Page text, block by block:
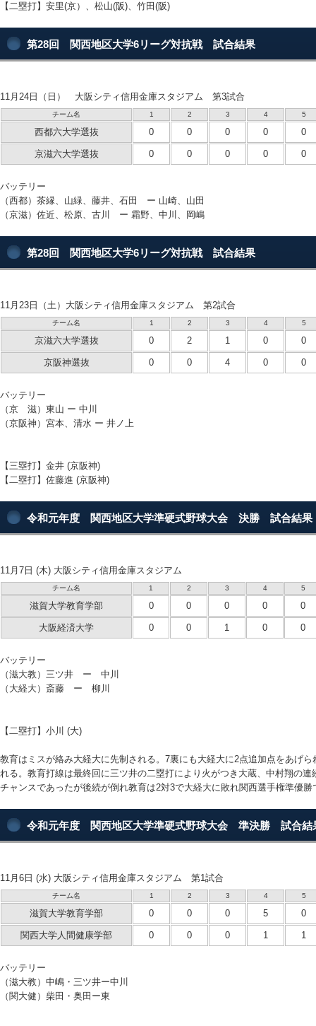
【二塁打】安里(京）、松山(阪)、竹田(阪)
第28回 関西地区大学6リーグ対抗戦 試合結果
11月24日（日） 大阪シティ信用金庫スタジアム 第3試合
チーム名 1 2 3 4 5
西都六大学選抜 0 0 0 0 0
京滋六大学選抜 0 0 0 0 0
バッテリー
（西都）茶縁、山緑、藤井、石田 ー 山崎、山田
（京滋）佐近、松原、古川 ー 霜野、中川、岡嶋
第28回 関西地区大学6リーグ対抗戦 試合結果
11月23日（土）大阪シティ信用金庫スタジアム 第2試合
チーム名 1 2 3 4 5
京滋六大学選抜 0 2 1 0 0
京阪神選抜 0 0 4 0 0
バッテリー
（京 滋）東山 ー 中川
（京阪神）宮本、清水 ー 井ノ上
【三塁打】金井 (京阪神)
【二塁打】佐藤進 (京阪神)
令和元年度 関西地区大学準硬式野球大会 決勝 試合結果
11月7日 (木) 大阪シティ信用金庫スタジアム
チーム名 1 2 3 4 5
滋賀大学教育学部 0 0 0 0 0
大阪経済大学 0 0 1 0 0
バッテリー
（滋大教）三ツ井 ー 中川
（大経大）斎藤 ー 柳川
【二塁打】小川 (大)
教育はミスが絡み大経大に先制される。7裏にも大経大に2点追加点をあげ
れる。教育打線は最終回に三ツ井の二塁打により火がつき大蔵、中村翔の
チャンスであったが後続が倒れ教育は2対3で大経大に敗れ関西選手権準優勝
令和元年度 関西地区大学準硬式野球大会 準決勝 試合結
11月6日 (水) 大阪シティ信用金庫スタジアム 第1試合
チーム名 1 2 3 4 5
滋賀大学教育学部 0 0 0 5 0
関西大学人間健康学部 0 0 0 1 1
バッテリー
（滋大教）中嶋・三ツ井ー中川
（関大健）柴田・奥田ー東